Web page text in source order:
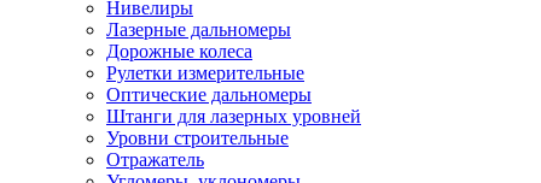
Нивелиры
Лазерные дальномеры
Дорожные колеса
Рулетки измерительные
Оптические дальномеры
Штанги для лазерных уровней
Уровни строительные
Отражатель